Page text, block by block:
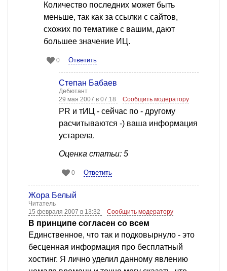
Количество последних может быть
меньше, так как за ссылки с сайтов,
схожих по тематике с вашим, дают
большее значение ИЦ.
0 Ответить
Степан Бабаев
Дебютант
29 мая 2007 в 07:18
Сообщить модератору
PR и тИЦ - сейчас по - другому
расчитываются -) ваша информация
устарела.
Оценка статьи: 5
0 Ответить
Жора Белый
Читатель
15 февраля 2007 в 13:32
Сообщить модератору
В принципе согласен со всем
Единственное, что так и подковырнуло - это
бесценная информация про бесплатный
хостинг. Я лично уделил данному явлению